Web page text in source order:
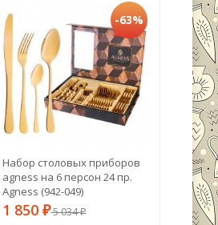
-63%
Набор столовых приборов
agness на 6 персон 24 пр.
Agness (942-049)
1 850₽5 034₽